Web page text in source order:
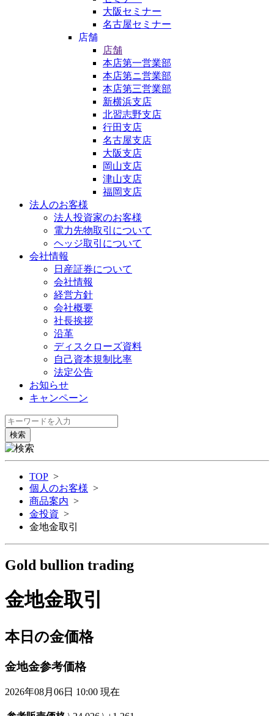
大阪セミナー
名古屋セミナー
店舗
店舗
本店第一営業部
本店第ニ営業部
本店第三営業部
新横浜支店
北習志野支店
行田支店
名古屋支店
大阪支店
岡山支店
津山支店
福岡支店
法人のお客様
法人投資家のお客様
電力先物取引について
ヘッジ取引について
会社情報
日産証券について
会社情報
経営方針
会社概要
社長挨拶
沿革
ディスクローズ資料
自己資本規制比率
法定公告
お知らせ
キャンペーン
TOP >
個人のお客様 >
商品案内 >
金投資 >
金地金取引
Gold bullion trading
金地金取引
本日の金価格
金地金参考価格
2026年08月06日 10:00 現在